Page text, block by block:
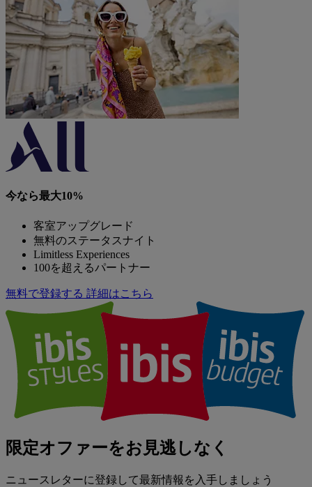
今なら最大10%
客室アップグレード
無料のステータスナイト
Limitless Experiences
100を超えるパートナー
無料で登録する 詳細はこちら
限定オファーをお見逃しなく
ニュースレターに登録して最新情報を入手しましょう